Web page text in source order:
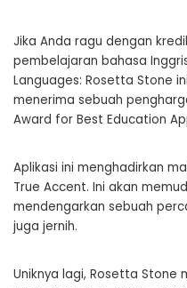
Jika Anda ragu dengan
pembelajaran bahasa
Languages: Rosetta Stone
menerima sebuah
Award for Best Education
Aplikasi ini menghadirkan
True Accent. Ini akan
mendengarkan sebuah
juga jernih.
Uniknya lagi, Rosetta